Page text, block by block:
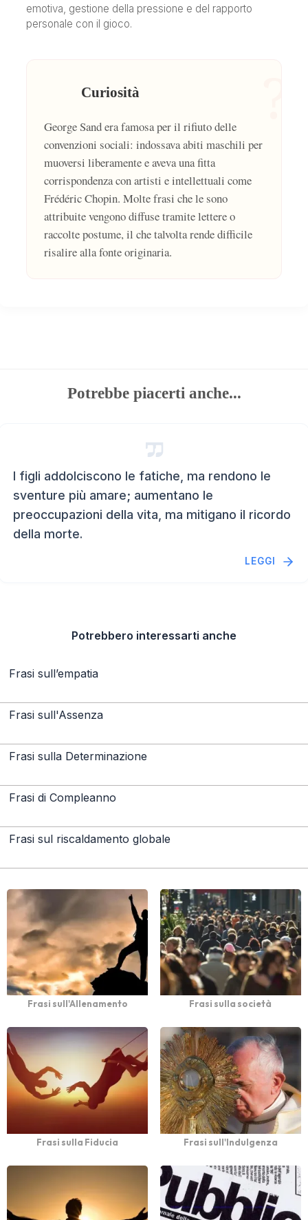
emotiva, gestione della pressione e del rapporto
personale con il gioco.
Curiosità
George Sand era famosa per il rifiuto delle
convenzioni sociali: indossava abiti maschili per
muoversi liberamente e aveva una fitta
corrispondenza con artisti e intellettuali come
Frédéric Chopin. Molte frasi che le sono
attribuite vengono diffuse tramite lettere o
raccolte postume, il che talvolta rende difficile
risalire alla fonte originaria.
Potrebbe piacerti anche...
I figli addolciscono le fatiche, ma rendono le
sventure più amare; aumentano le
preoccupazioni della vita, ma mitigano il ricordo
della morte.
LEGGI
Potrebbero interessarti anche
Frasi sull’empatia
Frasi sull'Assenza
Frasi sulla Determinazione
Frasi di Compleanno
Frasi sul riscaldamento globale
Frasi sull'Allenamento Frasi sulla società
Frasi sulla Fiducia Frasi sull'Indulgenza